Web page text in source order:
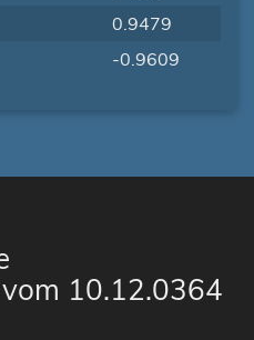
0.9479
-0.9609
10.12.0364